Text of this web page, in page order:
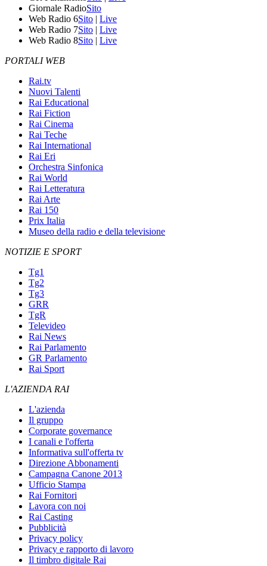
Giornale RadioSito
Web Radio 6Sito | Live
Web Radio 7Sito | Live
Web Radio 8Sito | Live
PORTALI WEB
Rai.tv
Nuovi Talenti
Rai Educational
Rai Fiction
Rai Cinema
Rai Teche
Rai International
Rai Eri
Orchestra Sinfonica
Rai World
Rai Letteratura
Rai Arte
Rai 150
Prix Italia
Museo della radio e della televisione
NOTIZIE E SPORT
Tg1
Tg2
Tg3
GRR
TgR
Televideo
Rai News
Rai Parlamento
GR Parlamento
Rai Sport
L'AZIENDA RAI
L'azienda
Il gruppo
Corporate governance
I canali e l'offerta
Informativa sull'offerta tv
Direzione Abbonamenti
Campagna Canone 2013
Ufficio Stampa
Rai Fornitori
Lavora con noi
Rai Casting
Pubblicità
Privacy policy
Privacy e rapporto di lavoro
Il timbro digitale Rai